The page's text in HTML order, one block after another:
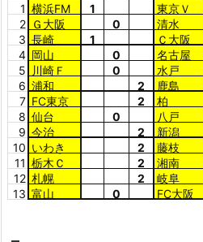
1 横浜FM 1 東京Ｖ
2 Ｇ大阪 0 清水
3 長崎 1 Ｃ大阪
4 岡山 0 名古屋
5
川崎Ｆ 0 水戸
6 浦和 2 鹿島
7 FC東京 2 柏
8 仙台 0 八戸
9 今治 2 新潟
10 いわき 2 藤枝
11 栃木Ｃ 2 湘南
12 札幌 2 岐阜
13 富山 0 FC大阪